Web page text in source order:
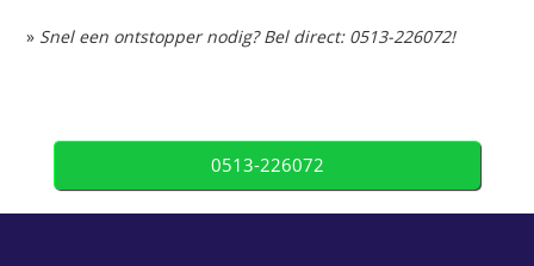
» Snel een ontstopper nodig? Bel direct: 0513-226072!
0513-226072